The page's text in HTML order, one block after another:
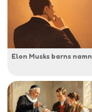
Elon Musks barns namn